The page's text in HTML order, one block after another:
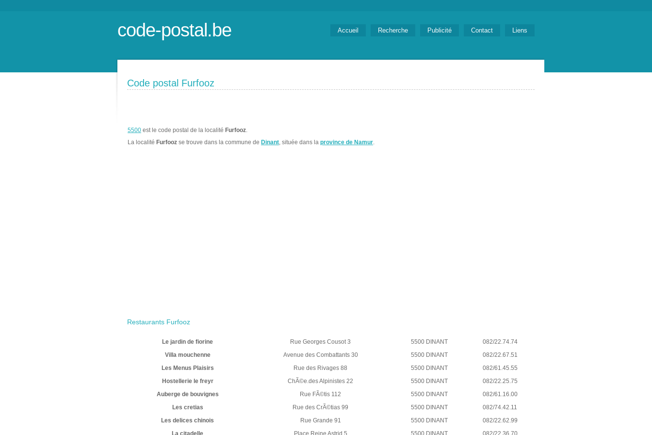
code-postal.be Accueil Recherche Publicité Contact Liens
Code postal Furfooz
5500 est le code postal de la localité Furfooz.
La localité Furfooz se trouve dans la commune de Dinant, située dans la province de Namur.
Restaurants Furfooz
Le jardin de fiorine Rue Georges Cousot 3 5500 DINANT
082/22.74.74
Villa mouchenne
Avenue des Combattants 30 5500 DINANT
082/22.67.51
Les Menus Plaisirs
Rue des Rivages 88 5500 DINANT
082/61.45.55
Hostellerie le freyr
ChÃ©e.des Alpinistes 22 5500 DINANT
082/22.25.75
Auberge de bouvignes
Rue FÃ©tis 112 5500 DINANT
082/61.16.00
Les cretias
Rue des CrÃ©tias 99 5500 DINANT
082/74.42.11
Les delices chinois
Rue Grande 91 5500 DINANT
082/22.62.99
La citadelle
Place Reine Astrid 5 5500 DINANT 082/22.36.70